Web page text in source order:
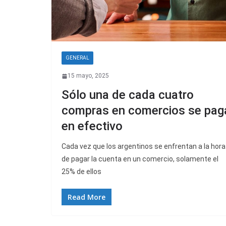
GENERAL
15 mayo, 2025
Sólo una de cada cuatro
compras en comercios se
en efectivo
Cada vez que los argentinos se enfrentan a la hora
de pagar la cuenta en un comercio, solamente el
25% de ellos
Read More